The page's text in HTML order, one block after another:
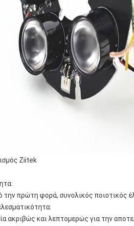
Ziitek
την πρώτη φορά, συνολικός ποιοτικός
ακριβώς και λεπτομερώς για την